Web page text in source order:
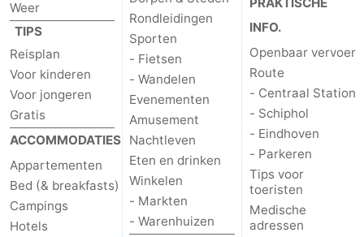
Weer
TIPS
Reisplan
Voor kinderen
Voor jongeren
Gratis
ACCOMMODATIES
Appartementen
Bed (& breakfasts)
Campings
Hotels
Rondleidingen
Sporten
- Fietsen
- Wandelen
Evenementen
Amusement
Nachtleven
Eten en drinken
Winkelen
- Markten
- Warenhuizen
INFO.
Openbaar vervoer
Route
- Centraal Station
- Schiphol
- Eindhoven
- Parkeren
Tips voor
toeristen
Medische
adressen